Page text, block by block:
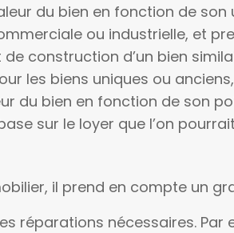
du bien en fonction de
ou industrielle, et
construction d’un bien
les biens uniques ou
du bien en fonction de son
sur le loyer que l’on
il prend en compte un
réparations nécessaires.